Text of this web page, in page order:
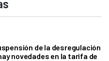
de la desregulación
novedades en la tarifa de